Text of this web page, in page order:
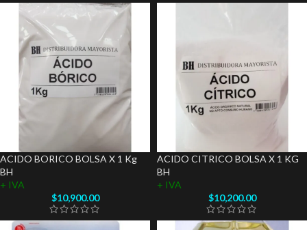
ACIDO BORICO BOLSA X 1 Kg
BH
+ IVA
$10,900.00
ACIDO CITRICO BOLSA X 1 KG
BH
+ IVA
$10,200.00